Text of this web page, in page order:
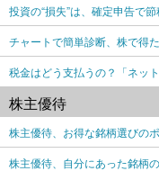
投資の“損失”は、確定申告で節
チャートで簡単診断、株で得
税金はどう支払うの？「ネッ
株主優待
株主優待、お得な銘柄選びの
株主優待、自分にあった銘柄